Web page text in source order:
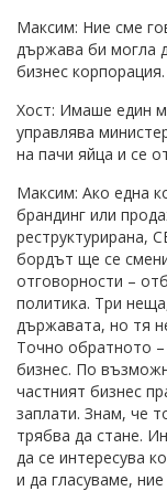
Максим: Ние сме
държава би могла
бизнес корпорация.
Хост: Имаше един
управлява
на пачи яйца и се
Максим: Ако една
брандинг или
реструктурирана,
бордът ще се
отговорности –
политика. Три
държавата, но тя
Точно обратното
бизнес. По
частният бизнес
заплати. Знам, че
трябва да стане.
да се интересува
и да гласуваме,